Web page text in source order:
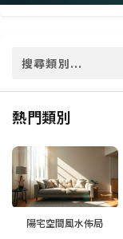
熱門類別
陽宅空間風水佈局